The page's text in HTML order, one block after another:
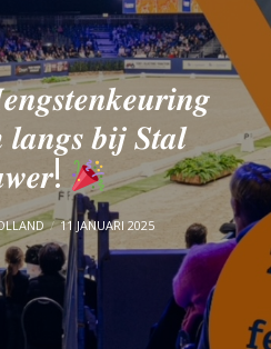
𝒃𝒊𝒋 𝑺𝒕𝒂𝒍
11 JANUARI 2025